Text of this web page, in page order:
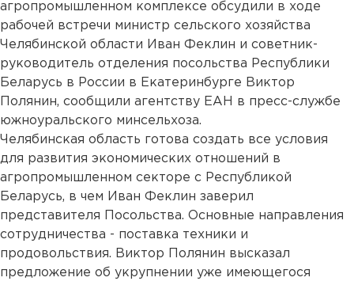
агропромышленном комплексе обсудили в ходе
рабочей встречи министр сельского хозяйства
Челябинской области Иван Феклин и советник-
руководитель отделения посольства Республики
Беларусь в России в Екатеринбурге Виктор
Полянин, сообщили агентству ЕАН в пресс-службе
южноуральского минсельхоза.
Челябинская область готова создать все условия
для развития экономических отношений в
агропромышленном секторе с Республикой
Беларусь, в чем Иван Феклин заверил
представителя Посольства. Основные направления
сотрудничества - поставка техники и
продовольствия. Виктор Полянин высказал
предложение об укрупнении уже имеющегося